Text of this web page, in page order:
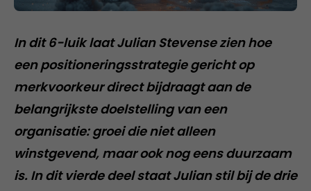
In dit 6-luik laat Julian Stevense zien hoe
een positioneringsstrategie gericht op
merkvoorkeur direct bijdraagt aan de
belangrijkste doelstelling van een
organisatie: groei die niet alleen
winstgevend, maar ook nog eens duurzaam
is. In dit vierde deel staat Julian stil bij de drie